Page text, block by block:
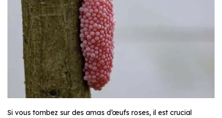
Si vous tombez sur des amas d’œufs roses, il est crucial